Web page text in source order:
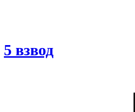
5 взвод